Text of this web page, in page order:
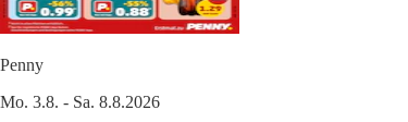
Penny
Mo. 3.8. - Sa. 8.8.2026